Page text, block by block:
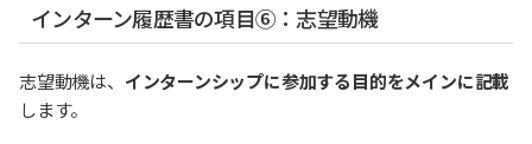
インターン履歴書の項目⑥：志望動機
志望動機は、 インターンシップに参加する目的をメインに記載
します。